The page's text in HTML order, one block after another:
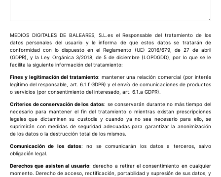
MEDIOS DIGITALES DE BALEARES, S.L.es el Responsable del tratamiento de los
datos personales del usuario y le informa de que estos datos se tratarán de
conformidad con lo dispuesto en el Reglamento (UE) 2016/679, de 27 de abril
(GDPR), y la Ley Orgánica 3/2018, de 5 de diciembre (LOPDGDD), por lo que se le
facilita la siguiente información del tratamiento:
Fines y legitimación del tratamiento: mantener una relación comercial (por interés
legítimo del responsable, art. 6.1.f GDPR) y el envío de comunicaciones de productos
o servicios (por consentimiento del interesado, art. 6.1.a GDPR).
Criterios de conservación de los datos: se conservarán durante no más tiempo del
necesario para mantener el fin del tratamiento o mientras existan prescripciones
legales que dictaminen su custodia y cuando ya no sea necesario para ello, se
suprimirán con medidas de seguridad adecuadas para garantizar la anonimización
de los datos o la destrucción total de los mismos.
Comunicación de los datos: no se comunicarán los datos a terceros, salvo
obligación legal.
Derechos que asisten al usuario: derecho a retirar el consentimiento en cualquier
momento. Derecho de acceso, rectificación, portabilidad y supresión de sus datos, y